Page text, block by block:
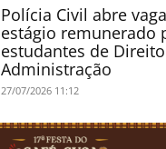
Polícia Civil abre
estágio remunerado
estudantes de
Administração
27/07/2026 11:12